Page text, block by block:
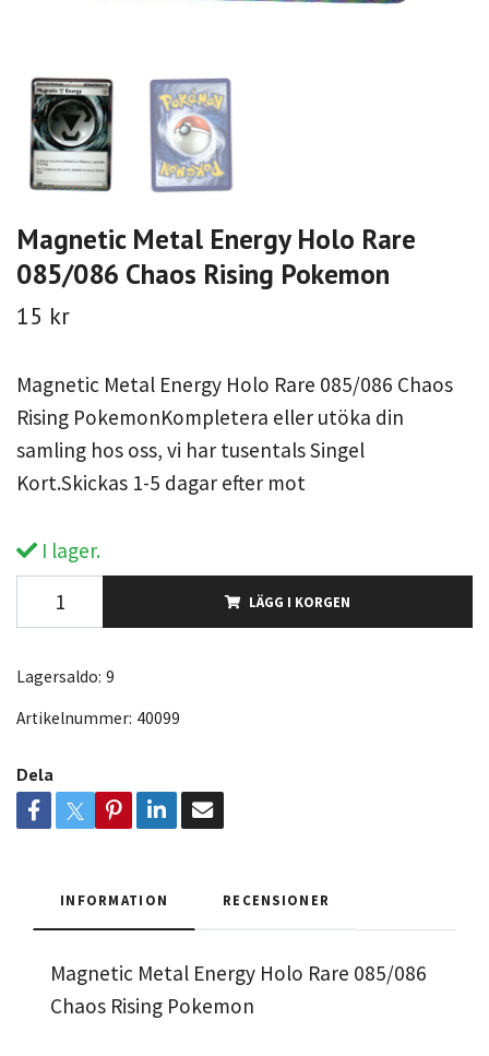
Magnetic Metal Energy Holo Rare
085/086 Chaos Rising Pokemon
15 kr
Magnetic Metal Energy Holo Rare 085/086 Chaos
Rising PokemonKompletera eller utöka din
samling hos oss, vi har tusentals Singel
Kort.Skickas 1-5 dagar efter mot
I lager.
LÄGG I KORGEN
Lagersaldo: 9
Artikelnummer: 40099
Dela
INFORMATION RECENSIONER
Magnetic Metal Energy Holo Rare 085/086
Chaos Rising Pokemon